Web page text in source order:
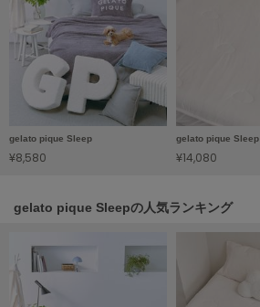
LILY BROWN Lingerie
リリーブラウンランジェリー
LITTLE UNION TOKYO
リトルユニオン トウキョウ
made of Organics
MICHU COQUETTE
MIESROHE
ミースロエ
gelato pique Sleep
¥8,580
gelato pique Sleep
¥14,080
gelato pique Sleepの人気ランキング